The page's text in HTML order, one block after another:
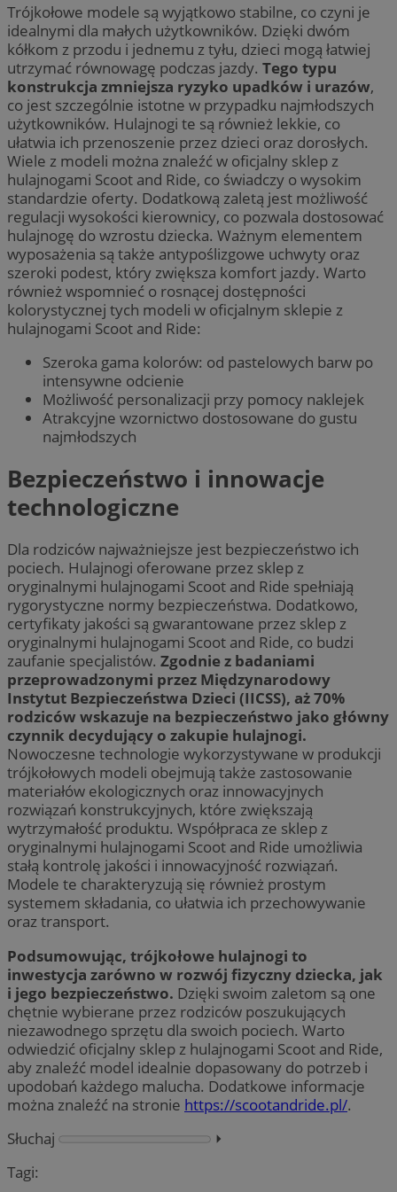
Trójkołowe modele są wyjątkowo stabilne, co czyni je
idealnymi dla małych użytkowników. Dzięki dwóm
kółkom z przodu i jednemu z tyłu, dzieci mogą łatwiej
utrzymać równowagę podczas jazdy. Tego typu
konstrukcja zmniejsza ryzyko upadków i urazów,
co jest szczególnie istotne w przypadku najmłodszych
użytkowników. Hulajnogi te są również lekkie, co
ułatwia ich przenoszenie przez dzieci oraz dorosłych.
Wiele z modeli można znaleźć w oficjalny sklep z
hulajnogami Scoot and Ride, co świadczy o wysokim
standardzie oferty. Dodatkową zaletą jest możliwość
regulacji wysokości kierownicy, co pozwala dostosować
hulajnogę do wzrostu dziecka. Ważnym elementem
wyposażenia są także antypoślizgowe uchwyty oraz
szeroki podest, który zwiększa komfort jazdy. Warto
również wspomnieć o rosnącej dostępności
kolorystycznej tych modeli w oficjalnym sklepie z
hulajnogami Scoot and Ride:
Szeroka gama kolorów: od pastelowych barw po
intensywne odcienie
Możliwość personalizacji przy pomocy naklejek
Atrakcyjne wzornictwo dostosowane do gustu
najmłodszych
Bezpieczeństwo i innowacje
technologiczne
Dla rodziców najważniejsze jest bezpieczeństwo ich
pociech. Hulajnogi oferowane przez sklep z
oryginalnymi hulajnogami Scoot and Ride spełniają
rygorystyczne normy bezpieczeństwa. Dodatkowo,
certyfikaty jakości są gwarantowane przez sklep z
oryginalnymi hulajnogami Scoot and Ride, co budzi
zaufanie specjalistów. Zgodnie z badaniami
przeprowadzonymi przez Międzynarodowy
Instytut Bezpieczeństwa Dzieci (IICSS), aż 70%
rodziców wskazuje na bezpieczeństwo jako główny
czynnik decydujący o zakupie hulajnogi.
Nowoczesne technologie wykorzystywane w produkcji
trójkołowych modeli obejmują także zastosowanie
materiałów ekologicznych oraz innowacyjnych
rozwiązań konstrukcyjnych, które zwiększają
wytrzymałość produktu. Współpraca ze sklep z
oryginalnymi hulajnogami Scoot and Ride umożliwia
stałą kontrolę jakości i innowacyjność rozwiązań.
Modele te charakteryzują się również prostym
systemem składania, co ułatwia ich przechowywanie
oraz transport.
Podsumowując, trójkołowe hulajnogi to
inwestycja zarówno w rozwój fizyczny dziecka, jak
i jego bezpieczeństwo. Dzięki swoim zaletom są one
chętnie wybierane przez rodziców poszukujących
niezawodnego sprzętu dla swoich pociech. Warto
odwiedzić oficjalny sklep z hulajnogami Scoot and Ride,
aby znaleźć model idealnie dopasowany do potrzeb i
upodobań każdego malucha. Dodatkowe informacje
można znaleźć na stronie https://scootandride.pl/.
Słuchaj
⏵︎
Tagi: